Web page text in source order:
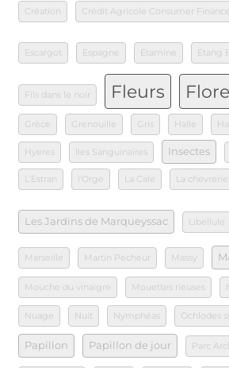
Création Crédit Agricole Consumer Finance
Escargot Espagne Etamine Etang
Fils dans le noir Fleurs Flore
Grèce Grenouille Gris Halle
Hyeres Iles Sanguinaires Insectes
L'Estran l'Orge La Cale La chevrerie
Les Jardins de Marqueyssac Libellule
Marseille Martin Pecheur Massy
Mouche du vinaigre Mouettes rieuses
Nuage Nuit Nymphéas Ochlodes
Papillon Papillon de jour Parc